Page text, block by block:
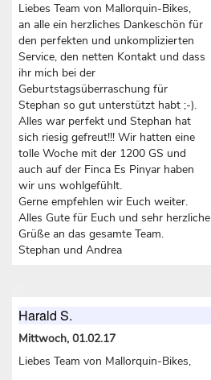
Liebes Team von Mallorquin-Bikes,
an alle ein herzliches Dankeschön für
den perfekten und unkomplizierten
Service, den netten Kontakt und dass
ihr mich bei der
Geburtstagsüberraschung für
Stephan so gut unterstützt habt ;-).
Alles war perfekt und Stephan hat
sich riesig gefreut!!! Wir hatten eine
tolle Woche mit der 1200 GS und
auch auf der Finca Es Pinyar haben
wir uns wohlgefühlt.
Gerne empfehlen wir Euch weiter.
Alles Gute für Euch und sehr herzliche
Grüße an das gesamte Team.
Stephan und Andrea
Harald S.
Mittwoch, 01.02.17
Liebes Team von Mallorquin-Bikes,